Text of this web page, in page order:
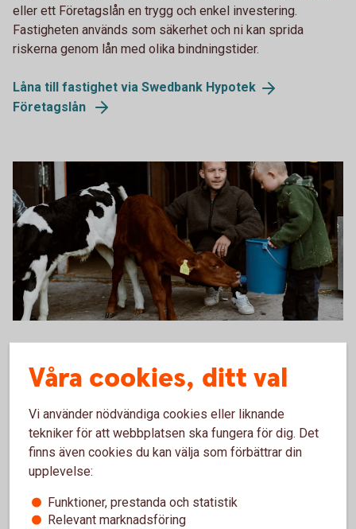
eller ett Företagslån en trygg och enkel investering.
Fastigheten används som säkerhet och ni kan sprida
riskerna genom lån med olika bindningstider.
Låna till fastighet via Swedbank Hypotek
Företagslån
Ska ni köpa en skogs- eller lantbruksfastighet? Bygga ny
du låna upp till 75 % av värdet på fastigheter, mark och
byggnader.
Skog- ochlantbrukslån
Låna till jordbruksfastighet ochskogsfastighet
Våra cookies, ditt val
Vi använder nödvändiga cookies eller liknande
tekniker för att webbplatsen ska fungera för dig. Det
finns även cookies du kan välja som förbättrar din
upplevelse:
Funktioner, prestanda och statistik
Relevant marknadsföring